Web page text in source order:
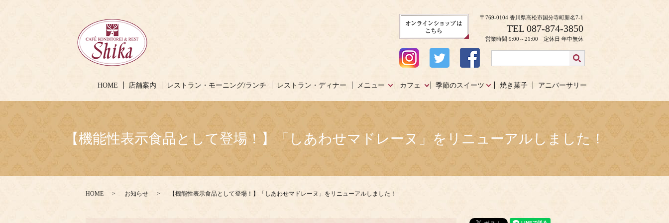
HOME 店舗案内 レストラン・モーニング/ランチ レストラン・ディナー メニュー カフェ 季節のスイーツ 焼き菓子 アニバーサリー
〒769-0104 香川県高松市国分寺町新名7-1
TEL 087-874-3850
営業時間 9:00～21:00 定休日 年中無休
【機能性表示食品として登場！】「しあわせマドレーヌ」をリニューアルしました！
HOME お知らせ 【機能性表示食品として登場！】「しあわせマドレーヌ」をリニューアルしました！